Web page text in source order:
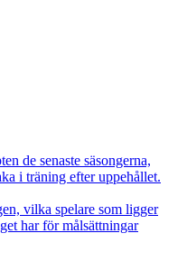
de senaste säsongerna,
i träning efter uppehållet.
vilka spelare som ligger
har för målsättningar